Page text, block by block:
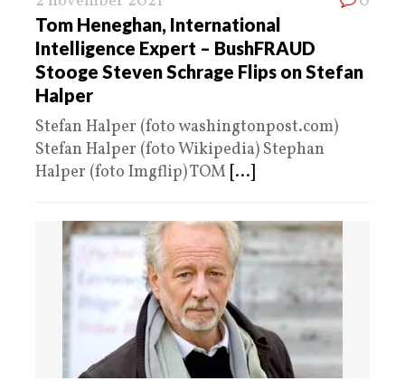
Tom Heneghan, International
Intelligence Expert – BushFRAUD
Stooge Steven Schrage Flips on Stefan
Halper
Stefan Halper (foto washingtonpost.com)
Stefan Halper (foto Wikipedia) Stephan
Halper (foto Imgflip) TOM [...]